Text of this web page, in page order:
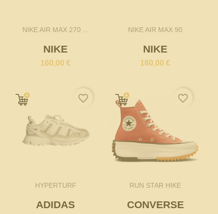
NIKE AIR MAX 270 ...
NIKE
160,00 €
NIKE AIR MAX 90
NIKE
160,00 €
HYPERTURF
ADIDAS
favorite_border
RUN STAR HIKE
CONVERSE
favorite_border